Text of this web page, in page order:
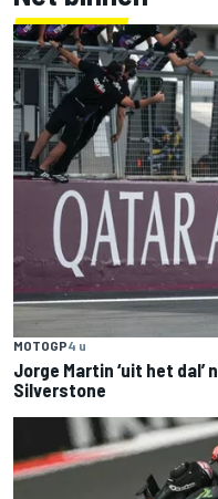
MOTOGP4 u
Jorge Martin ‘uit het
Silverstone